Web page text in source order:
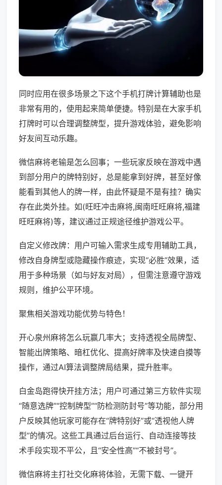
同时应用在很多场景之下这个手机打牌计算辅助也是
非常有用的，使用起来简单便捷。特别是在大家手机
打牌时可以合理调整牌型，提升游戏体验，避免影响
好友间互动乐趣。
微信麻将老输是怎么回事；一些玩家反映在游戏中遇
到部分用户的牌特别好，总是能拿到好牌，甚至好像
能看到其他人的牌一样，由此怀疑是不是有挂？确实
存在此类外挂。如(旺旺冲击麻将,闽南旺旺麻将,福建
旺旺麻将)等，建议通过正规途径维护游戏公平。
自定义修改牌：用户可输入需求生成专用辅助工具，
修改自身牌型或隐藏操作痕迹，实现“必胜”效果，适
用于多种场景（如与好友对局），但需注意遵守游戏
规则，维护公平环境。
聚焦相关游戏功能优势与特色！
开心泉州麻将怎么玩赢几率大；支持透视全局牌型、
智能出牌策略、暗杠优化、提高好牌率及快速自摸等
操作，通过AI算法调整牌局结果，提升胜率。
白金岛跑得快开挂方法；用户可通过第三方软件实现
“随意选牌”“控制牌型”“防检测防封号”等功能，部分用
户反映其他玩家可能存在“牌特别好”或“透视他人牌
型”的情况。这些工具通过后台运行、自动连接等技
术手段实现不平公，且“安全性高”“不被封号”。
微信麻将主打社交化麻将体验，无需下载、一键开